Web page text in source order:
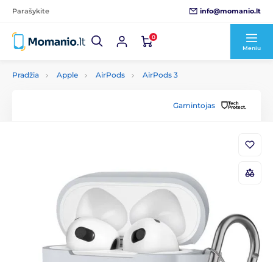
Parašykite info@momanio.lt
0
Meniu
Pradžia Apple AirPods AirPods 3
Gamintojas